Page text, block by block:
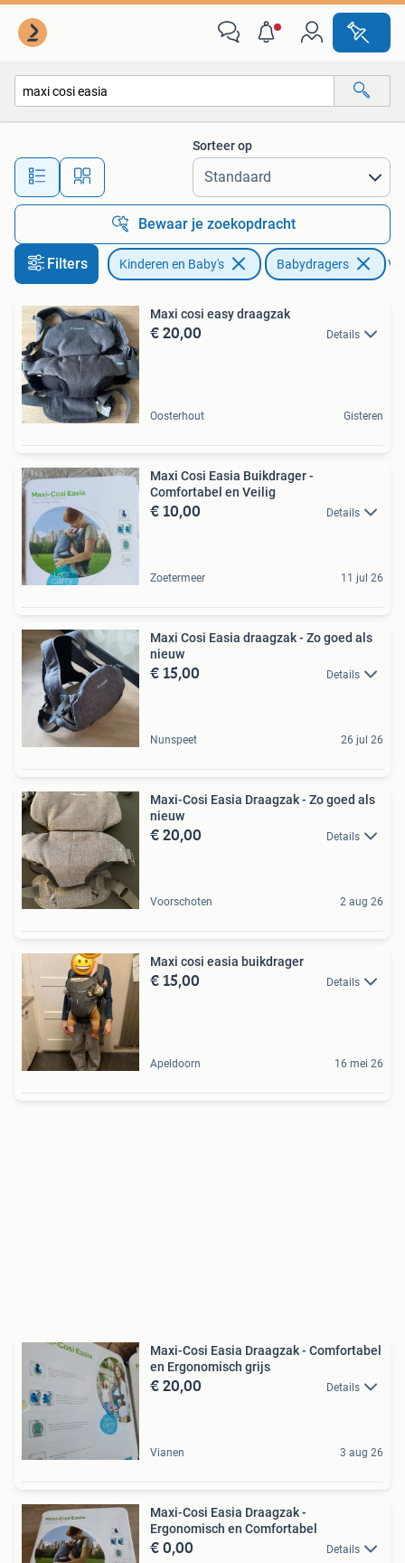
Alle afstanden…
Sorteer op
Bewaar je zoekopdracht
Filters Kinderen en Baby's Babydragers
Maxi cosi easy draagzak
€ 20,00 Details
Oosterhout Gisteren
Maxi Cosi Easia Buikdrager -
Comfortabel en Veilig
€ 10,00 Details
Zoetermeer 11 jul 26
Maxi Cosi Easia draagzak - Zo goed als
nieuw
€ 15,00 Details
Nunspeet 26 jul 26
Maxi-Cosi Easia Draagzak - Zo goed als
nieuw
€ 20,00 Details
Voorschoten 2 aug 26
Maxi cosi easia buikdrager
€ 15,00 Details
Apeldoorn 16 mei 26
Maxi-Cosi Easia Draagzak - Comfortabel
en Ergonomisch grijs
€ 20,00 Details
Vianen 3 aug 26
Maxi-Cosi Easia Draagzak -
Ergonomisch en Comfortabel
€ 0,00 Details